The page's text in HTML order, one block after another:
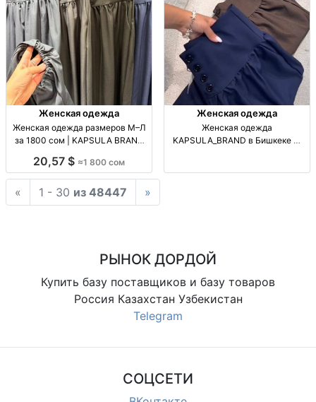
Женская одежда
Женская одежда размеров М–Л
за 1800 сом | KAPSULA BRAND
сом
20,57 $ ≈1 800 сом
Женская одежда
Женская одежда
KAPSULA_BRAND в Бишкеке —
« 1 - 30 из 48447 »
РЫНОК ДОРДОЙ
Купить базу поставщиков и базу товаров
Россия Казахстан Узбекистан
Telegram
СОЦСЕТИ